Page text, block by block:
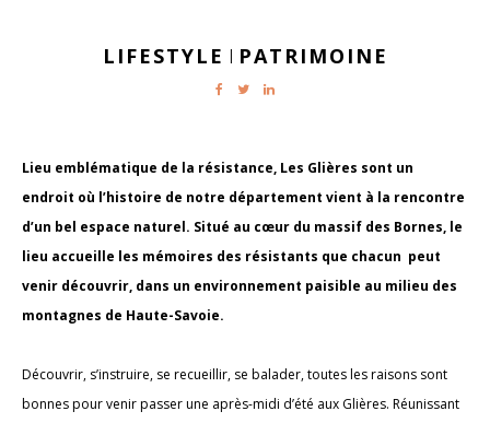
LIFESTYLE | PATRIMOINE
Lieu emblématique de la résistance, Les Glières sont un
endroit où l’histoire de notre département vient à la rencontre
d’un bel espace naturel. Situé au cœur du massif des Bornes, le
lieu accueille les mémoires des résistants que chacun peut
venir découvrir, dans un environnement paisible au milieu des
montagnes de Haute-Savoie.
Découvrir, s’instruire, se recueillir, se balader, toutes les raisons sont
bonnes pour venir passer une après-midi d’été aux Glières. Réunissant